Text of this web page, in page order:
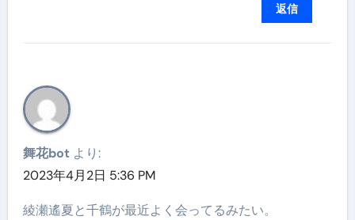
返信
舞花bot より:
2023年4月2日 5:36 PM
綾瀬遙夏と千鶴が最近よく会ってるみたい。